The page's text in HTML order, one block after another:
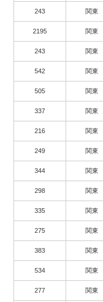
243 関東
2195 関東
243 関東
542 関東
505 関東
337 関東
216 関東
249 関東
344 関東
298 関東
335 関東
275 関東
383 関東
534 関東
277 関東